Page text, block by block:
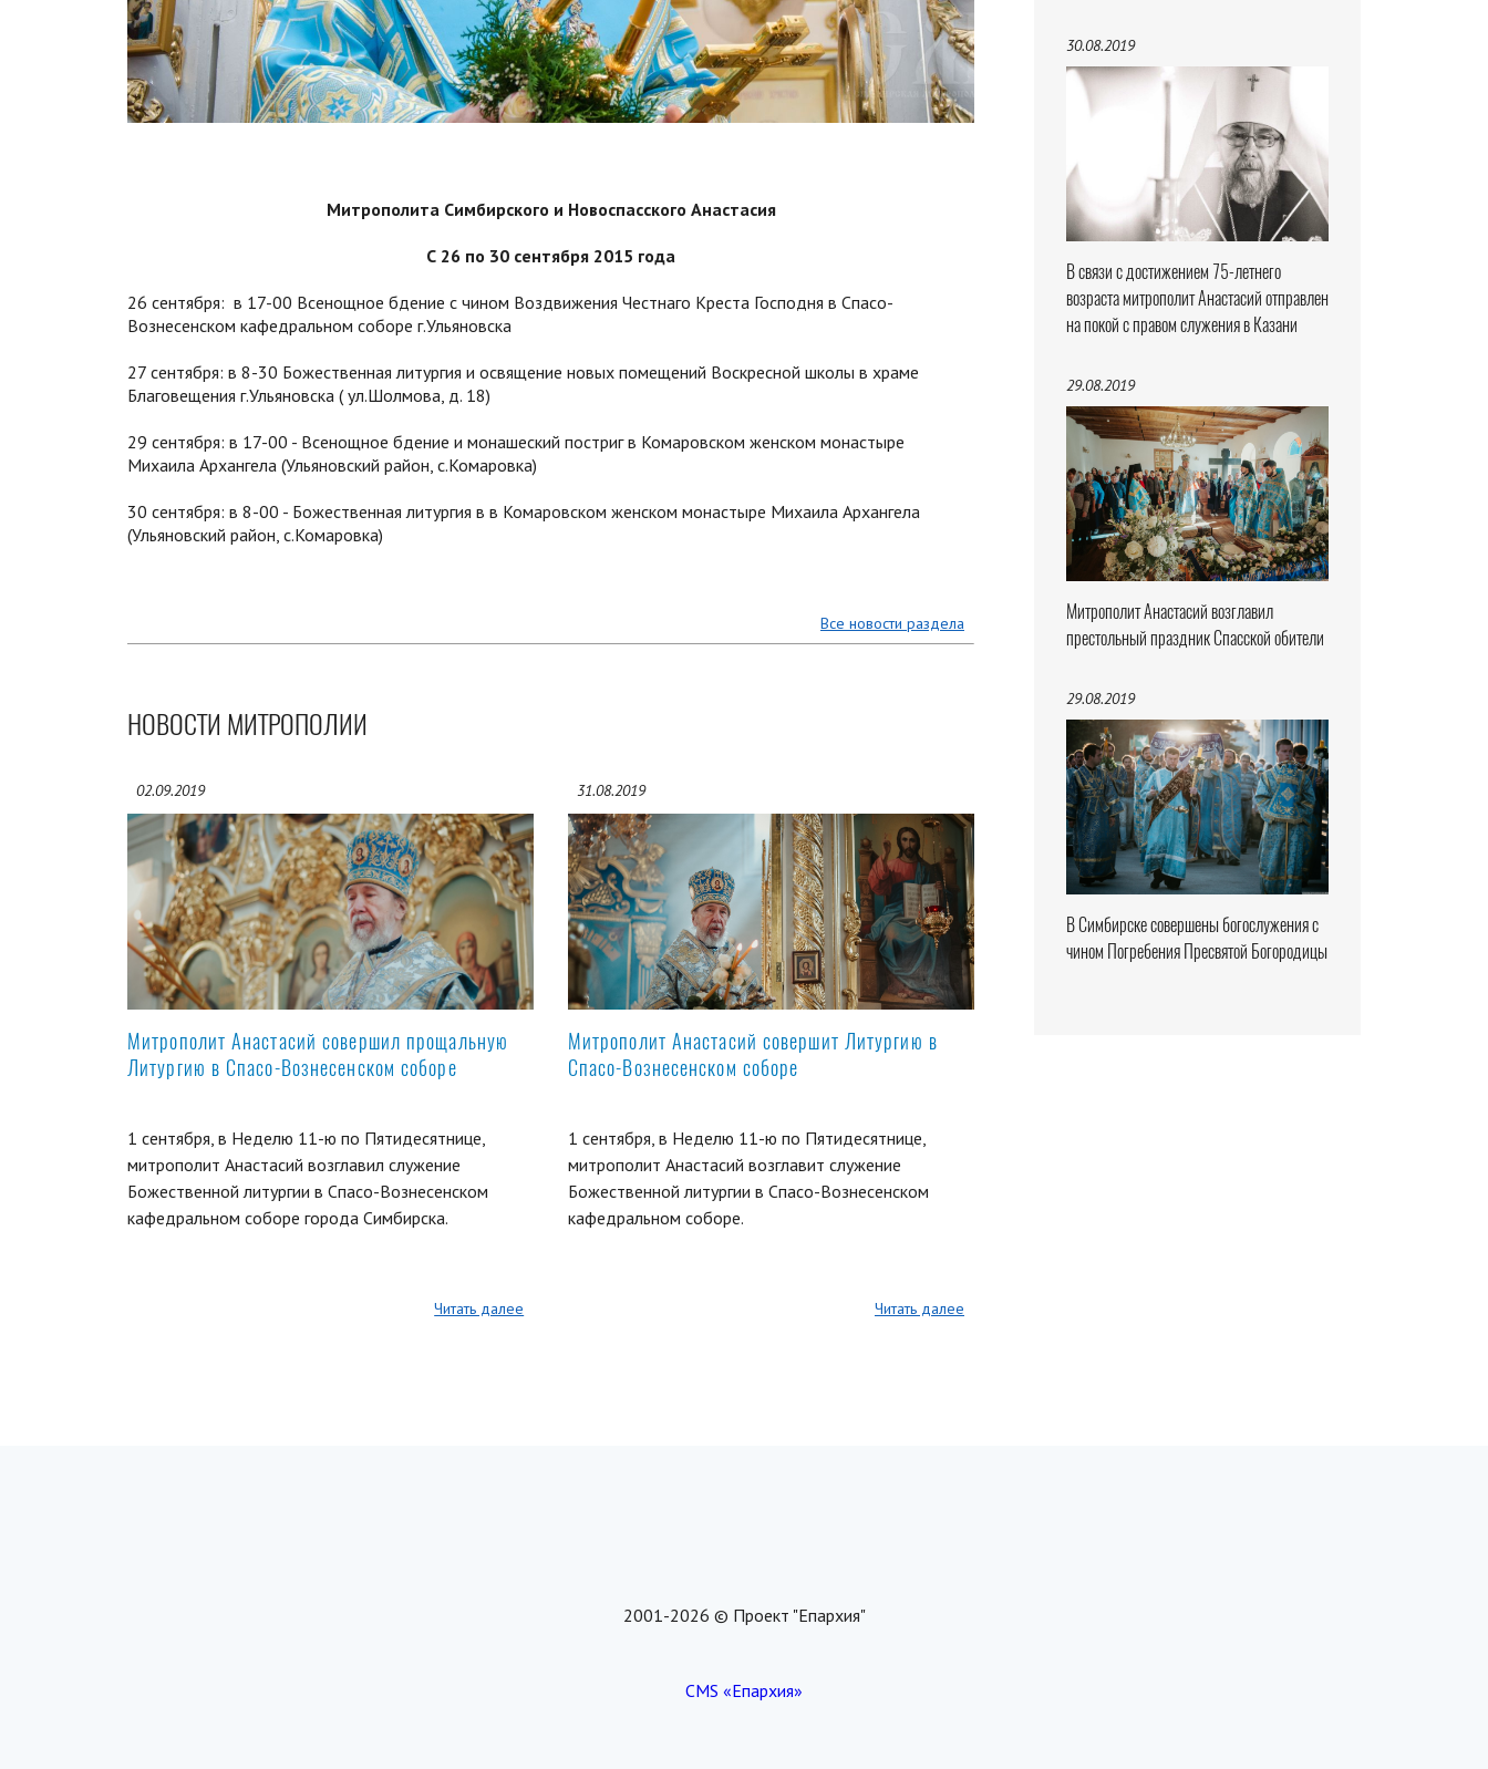
30.08.2019
В связи с достижением 75-летнего
возраста митрополит Анастасий отправлен
на покой с правом служения в Казани
29.08.2019
Митрополит Анастасий возглавил
престольный праздник Спасской обители
29.08.2019
В Симбирске совершены богослужения с
чином Погребения Пресвятой Богородицы
Митрополита Симбирского и Новоспасского Анастасия
С 26 по 30 сентября 2015 года
26 сентября: в 17-00 Всенощное бдение с чином Воздвижения Честнаго Креста Господня в Спасо-
Вознесенском кафедральном соборе г.Ульяновска
27 сентября: в 8-30 Божественная литургия и освящение новых помещений Воскресной школы в храме
Благовещения г.Ульяновска ( ул.Шолмова, д. 18)
29 сентября: в 17-00 - Всенощное бдение и монашеский постриг в Комаровском женском монастыре
Михаила Архангела (Ульяновский район, с.Комаровка)
30 сентября: в 8-00 - Божественная литургия в в Комаровском женском монастыре Михаила Архангела
(Ульяновский район, с.Комаровка)
Все новости раздела
НОВОСТИ МИТРОПОЛИИ
02.09.2019
Митрополит Анастасий совершил прощальную
Литургию в Спасо-Вознесенском соборе
1 сентября, в Неделю 11-ю по Пятидесятнице,
митрополит Анастасий возглавил служение
Божественной литургии в Спасо-Вознесенском
кафедральном соборе города Симбирска.
Читать далее
31.08.2019
Митрополит Анастасий совершит Литургию в
Спасо-Вознесенском соборе
1 сентября, в Неделю 11-ю по Пятидесятнице,
митрополит Анастасий возглавит служение
Божественной литургии в Спасо-Вознесенском
кафедральном соборе.
Читать далее
2001-2026 © Проект "Епархия"
CMS «Епархия»